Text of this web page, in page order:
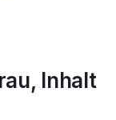
Inhalt